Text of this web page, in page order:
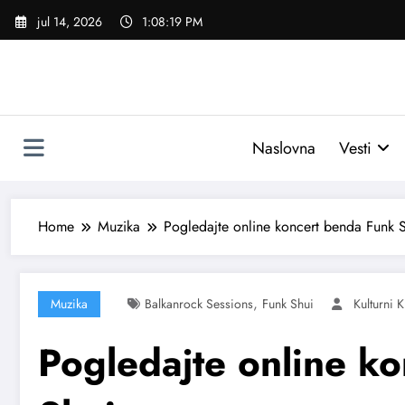
Skoči
jul 14, 2026 1:08:20 PM
Naslovna Vesti
Home Muzika Pogledajte online koncert benda Funk
Muzika Balkanrock Sessions, Funk Shui Kulturni
Pogledajte online